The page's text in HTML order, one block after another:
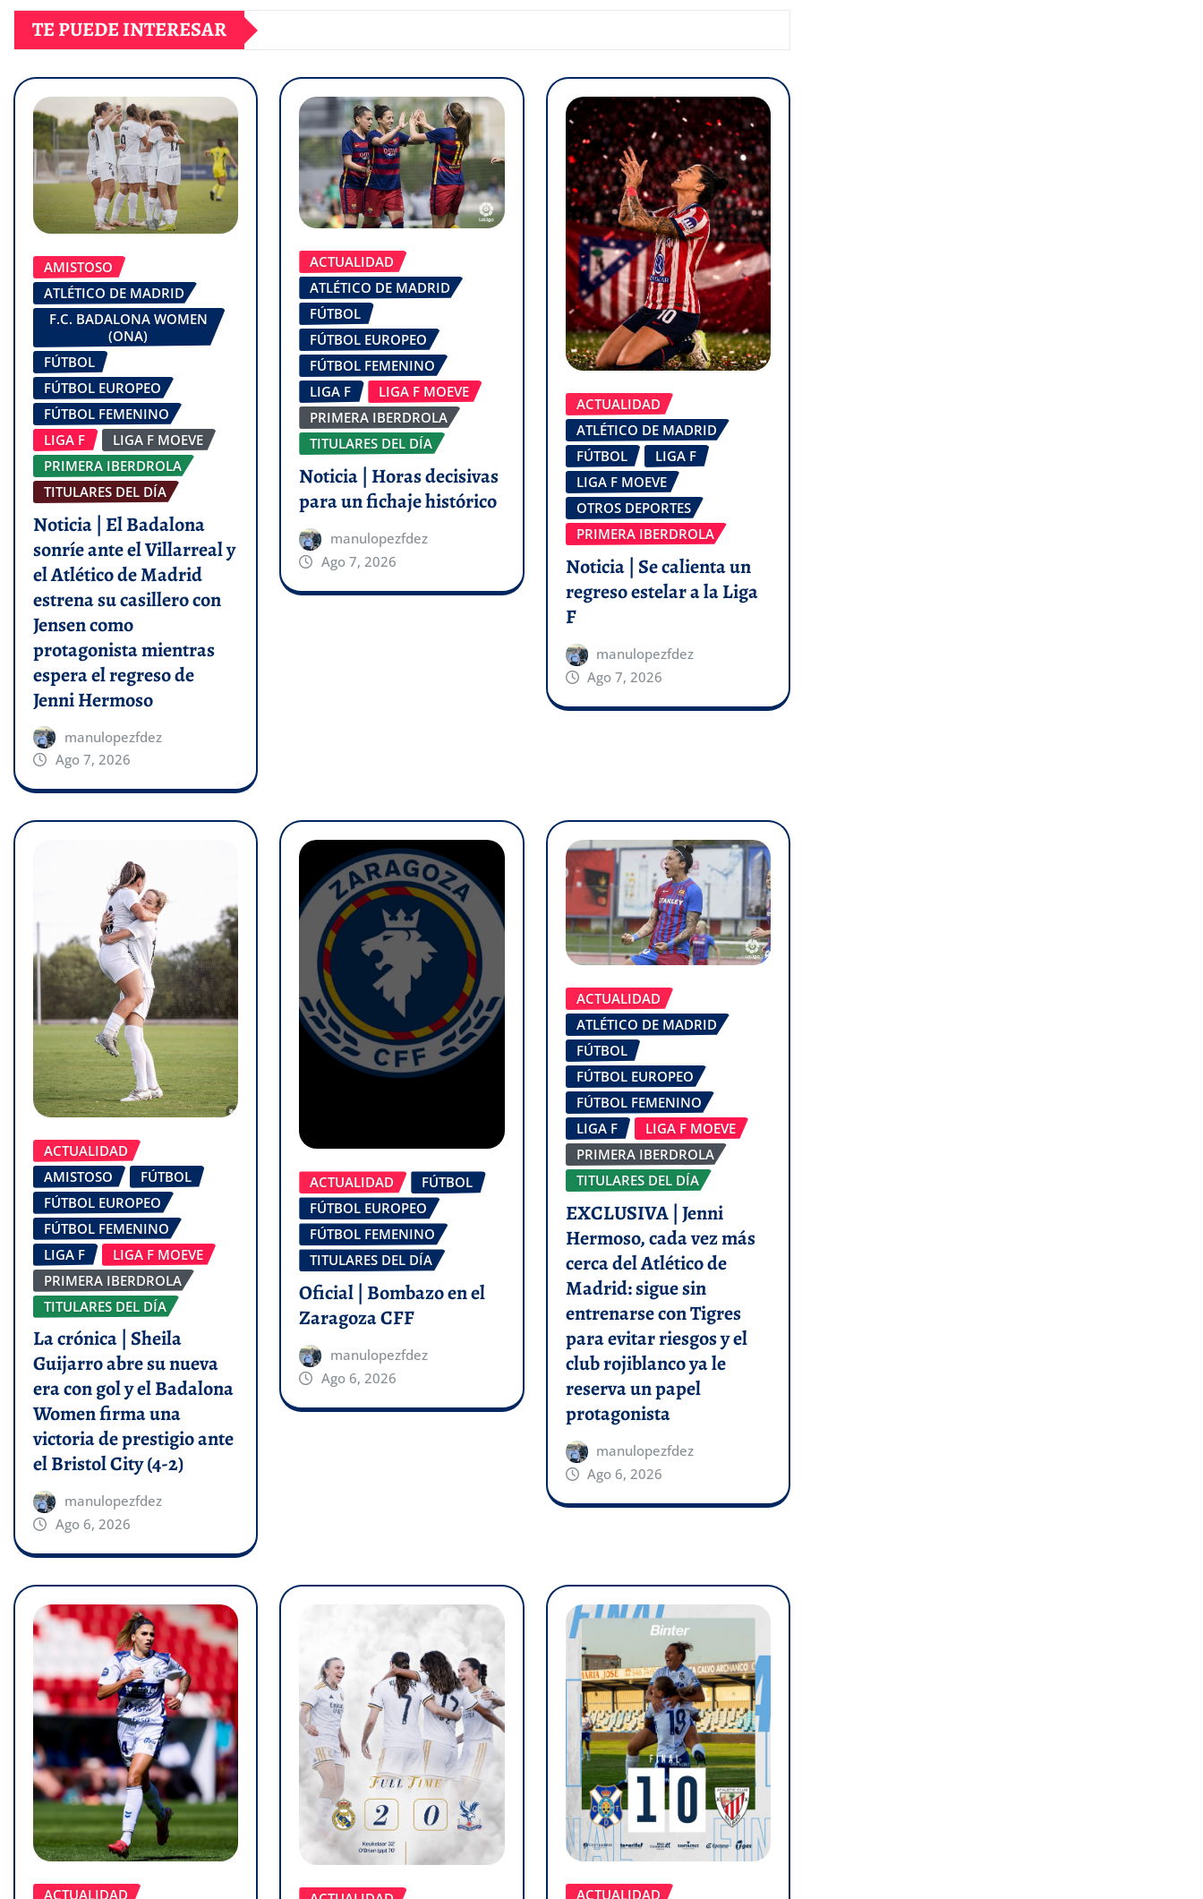
TE PUEDE INTERESAR
AMISTOSO
ATLÉTICO DE MADRID
F.C. BADALONA WOMEN
(ONA)
FÚTBOL
FÚTBOL EUROPEO
FÚTBOL FEMENINO
LIGA F
LIGA F MOEVE
PRIMERA IBERDROLA
TITULARES DEL DÍA
Noticia | El Badalona
sonríe ante el Villarreal y
el Atlético de Madrid
estrena su casillero con
Jensen como
protagonista mientras
espera el regreso de
Jenni Hermoso
manulopezfdez
Ago 7, 2026
ACTUALIDAD
ATLÉTICO DE MADRID
FÚTBOL
FÚTBOL EUROPEO
FÚTBOL FEMENINO
LIGA F
LIGA F MOEVE
PRIMERA IBERDROLA
TITULARES DEL DÍA
Noticia | Horas decisivas
para un fichaje histórico
manulopezfdez
Ago 7, 2026
ACTUALIDAD
ATLÉTICO DE MADRID
FÚTBOL
LIGA F
LIGA F MOEVE
OTROS DEPORTES
PRIMERA IBERDROLA
Noticia | Se calienta un
regreso estelar a la Liga
F
manulopezfdez
Ago 7, 2026
ACTUALIDAD
AMISTOSO
FÚTBOL
FÚTBOL EUROPEO
FÚTBOL FEMENINO
LIGA F
LIGA F MOEVE
PRIMERA IBERDROLA
TITULARES DEL DÍA
La crónica | Sheila
Guijarro abre su nueva
era con gol y el Badalona
Women firma una
victoria de prestigio ante
el Bristol City (4-2)
manulopezfdez
Ago 6, 2026
ACTUALIDAD
FÚTBOL
FÚTBOL EUROPEO
FÚTBOL FEMENINO
TITULARES DEL DÍA
Oficial | Bombazo en el
Zaragoza CFF
manulopezfdez
Ago 6, 2026
ACTUALIDAD
ATLÉTICO DE MADRID
FÚTBOL
FÚTBOL EUROPEO
FÚTBOL FEMENINO
LIGA F
LIGA F MOEVE
PRIMERA IBERDROLA
TITULARES DEL DÍA
EXCLUSIVA | Jenni
Hermoso, cada vez más
cerca del Atlético de
Madrid: sigue sin
entrenarse con Tigres
para evitar riesgos y el
club rojiblanco ya le
reserva un papel
protagonista
manulopezfdez
Ago 6, 2026
ACTUALIDAD ACTUALIDAD